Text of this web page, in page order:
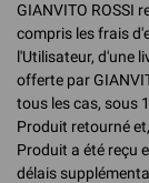
GIANVITO ROSSI
compris les frais
l'Utilisateur, d'une
offerte par
tous les cas, sous
Produit retourné
Produit a été reçu
délais